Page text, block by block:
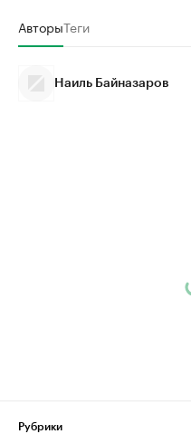
АвторыТеги
Наиль Байназаров
Рубрики